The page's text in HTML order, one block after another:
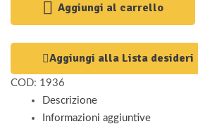
Aggiungi al carrello
Aggiungi alla Lista desideri
COD: 1936
Descrizione
Informazioni aggiuntive